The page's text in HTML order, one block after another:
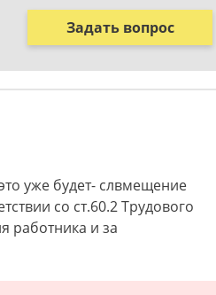
Задать вопрос
уже будет- слвмещение
со ст.60.2 Трудового
работника и за